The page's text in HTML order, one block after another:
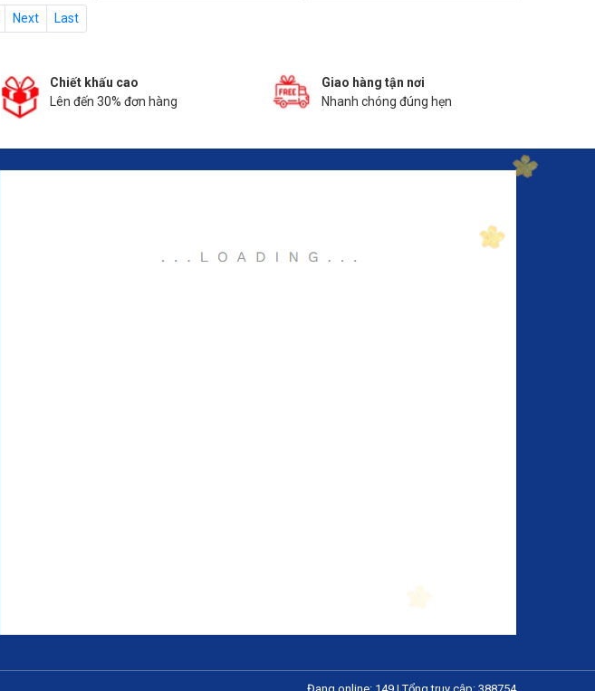
Next Last
Chiết khấu cao
Lên đến 30% đơn hàng
Giao hàng tận nơi
Nhanh chóng đúng hẹn